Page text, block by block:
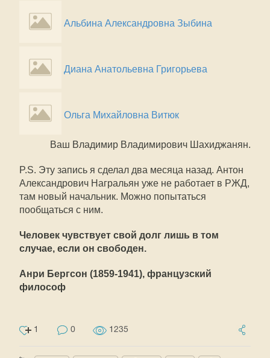
Альбина Александровна Зыбина
Диана Анатольевна Григорьева
Ольга Михайловна Витюк
Ваш Владимир Владимирович Шахиджанян.
P.S. Эту запись я сделал два месяца назад. Антон
Александрович Награльян уже не работает в РЖД,
там новый начальник. Можно попытаться
пообщаться с ним.
Человек чувствует свой долг лишь в том
случае, если он свободен.
Анри Бергсон (1859-1941), французский
философ
1 0 1235